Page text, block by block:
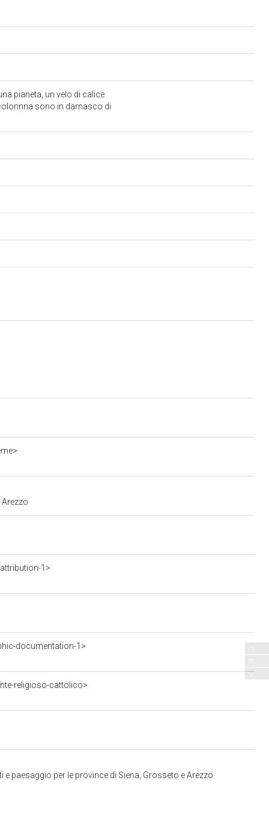
pianeta, un velo di calice
sono in damasco di
1>
documentation-1>
religioso-cattolico>
paesaggio per le province di Siena, Grosseto e Arezzo